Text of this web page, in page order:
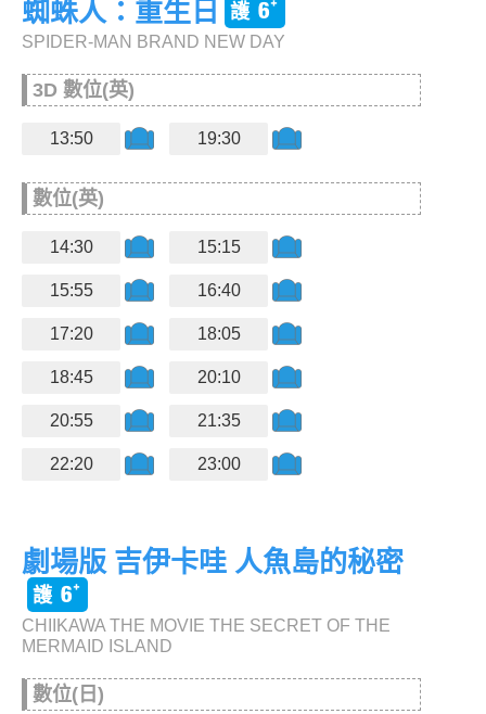
蜘蛛人：重生日
SPIDER-MAN BRAND NEW DAY
3D 數位(英)
13:50 19:30
數位(英)
14:30 15:15
15:55 16:40
17:20 18:05
18:45 20:10
20:55 21:35
22:20 23:00
劇場版 吉伊卡哇 人魚島的秘密
CHIIKAWA THE MOVIE THE SECRET OF THE
MERMAID ISLAND
數位(日)